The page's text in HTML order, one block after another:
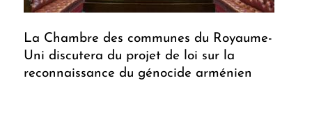
La Chambre des communes du Royaume-
Uni discutera du projet de loi sur la
reconnaissance du génocide arménien